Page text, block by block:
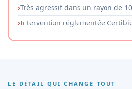
Très agressif dans un rayon de
Intervention réglementée
LE DÉTAIL QUI CHANGE TOUT